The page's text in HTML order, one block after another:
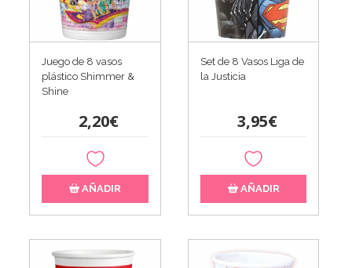
Juego de 8 vasos
plástico Shimmer &
Shine
2,20€
AÑADIR
Set de 8 Vasos Liga de
la Justicia
3,95€
AÑADIR